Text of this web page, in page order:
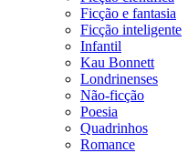
Ficção e fantasia
Ficção inteligente
Infantil
Kau Bonnett
Londrinenses
Não-ficção
Poesia
Quadrinhos
Romance